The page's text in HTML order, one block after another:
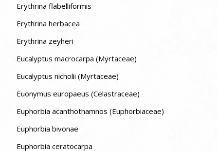
Erythrina flabelliformis
Erythrina herbacea
Erythrina zeyheri
Eucalyptus macrocarpa (Myrtaceae)
Eucalyptus nicholii (Myrtaceae)
Euonymus europaeus (Celastraceae)
Euphorbia acanthothamnos (Euphorbiaceae)
Euphorbia bivonae
Euphorbia ceratocarpa